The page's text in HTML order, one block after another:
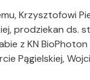
Krzysztofowi
prodziekan ds.
z KN BioPhoton
Pągielskiej,